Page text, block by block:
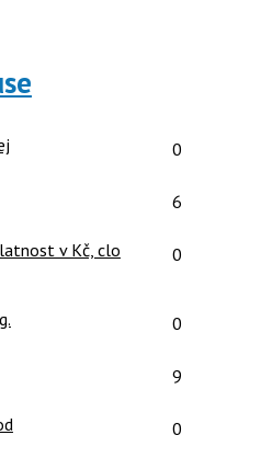
Počet
0
Počet
6
v Kč, clo
Počet
0
Počet
0
Počet
9
Počet
0